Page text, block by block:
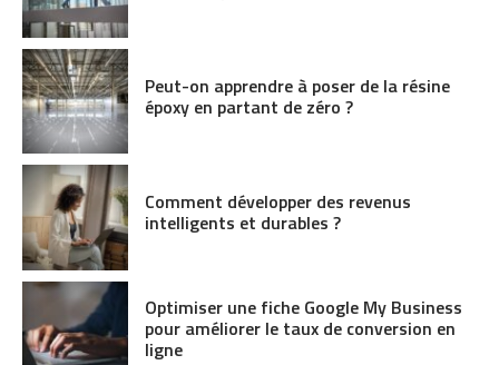
Peut-on apprendre à poser de la résine
époxy en partant de zéro ?
Comment développer des revenus
intelligents et durables ?
Optimiser une fiche Google My Business
pour améliorer le taux de conversion en
ligne